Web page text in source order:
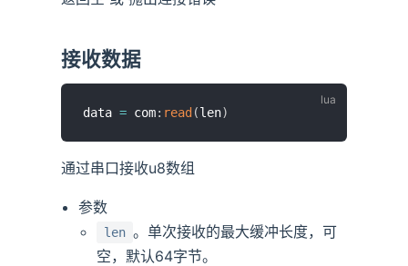
接收数据
data = com: read (len)
通过串口接收u8数组
参数
len 。单次接收的最大缓冲长度，可
空，默认64字节。